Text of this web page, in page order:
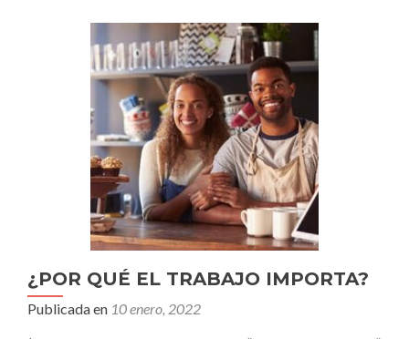
¿POR QUÉ EL TRABAJO IMPORTA?
Publicada en 10 enero, 2022